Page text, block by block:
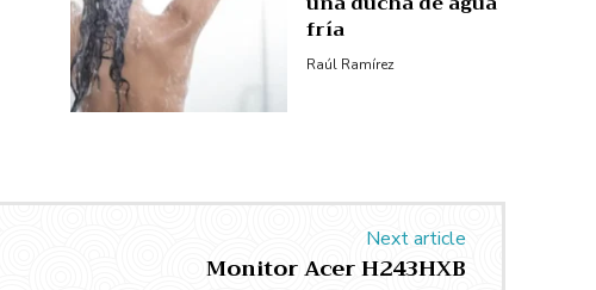
fría
Raúl Ramírez
Next article
Monitor Acer H243HXB